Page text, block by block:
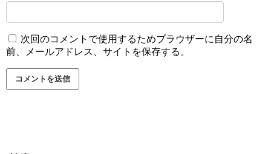
次回のコメントで使用するためブラウザーに自分の名
前、メールアドレス、サイトを保存する。